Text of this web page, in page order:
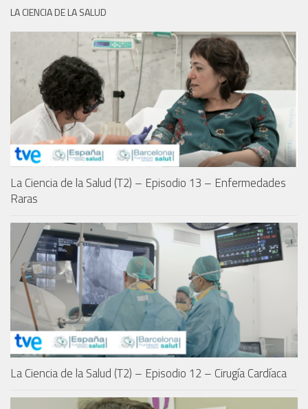
LA CIENCIA DE LA SALUD
La Ciencia de la Salud (T2) – Episodio 13 – Enfermedades
Raras
La Ciencia de la Salud (T2) – Episodio 12 – Cirugía Cardíaca